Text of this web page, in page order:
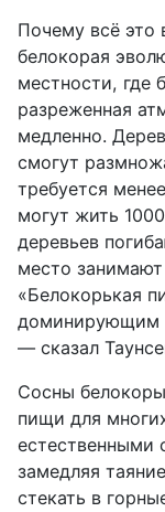
Почему всё это
белокорая
местности, где
разреженная
медленно.
смогут
требуется
могут жить
деревьев
место
«Белокорькая
доминирующим
— сказал
Сосны
пищи для
естественными
замедляя
стекать в